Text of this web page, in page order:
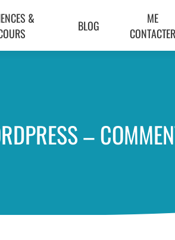
&
BLOG
ME
CONTACTER
–